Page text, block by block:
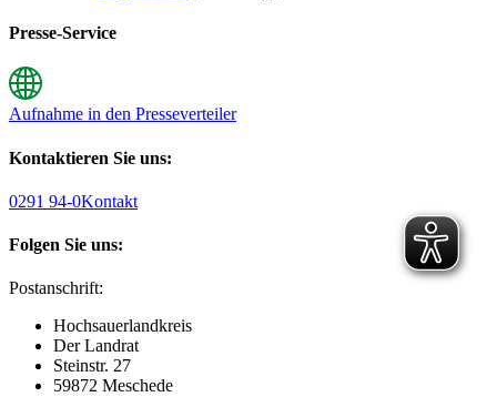
Presse-Service
Aufnahme in den Presseverteiler
Kontaktieren Sie uns:
0291 94-0Kontakt
Folgen Sie uns:
Postanschrift:
Hochsauerlandkreis
Der Landrat
Steinstr. 27
59872 Meschede